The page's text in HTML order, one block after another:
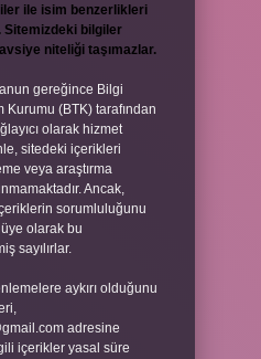
ile isim benzerlikleri
Sitemizdeki bilgiler
niteliği taşımazlar.
gereğince Bilgi
(BTK) tarafından
olarak hizmet
sitedeki içerikleri
veya araştırma
Ancak,
sorumluluğunu
olarak bu
sayılırlar.
aykırı olduğunu
adresine
içerikler yasal süre